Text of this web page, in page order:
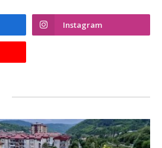
Instagram